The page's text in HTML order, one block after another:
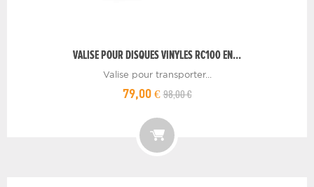
VALISE POUR DISQUES VINYLES RC100 EN...
Valise pour transporter...
79,00 €98,00 €